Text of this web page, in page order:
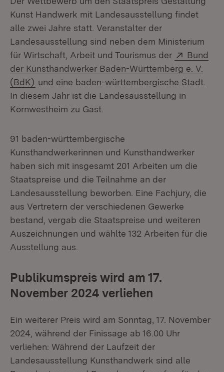
Kunst Handwerk mit Landesausstellung findet
alle zwei Jahre statt. Veranstalter der
Landesausstellung sind neben dem Ministerium
für Wirtschaft, Arbeit und Tourismus der
Extern:
Bund
der Kunsthandwerker Baden-Württemberg e. V.
(BdK) (Öffnet in neuem Fenster)
und eine baden-württembergische Stadt.
In diesem Jahr ist die Landesausstellung in
Kornwestheim zu Gast.
91 baden-württembergische
Kunsthandwerkerinnen und Kunsthandwerker
haben sich mit insgesamt 201 Arbeiten um die
Staatspreise und die Teilnahme an der
Landesausstellung beworben. Eine Fachjury, die
aus Vertretern der verschiedenen Gewerke
bestand, vergab die Staatspreise und weiteren
Auszeichnungen und wählte 132 Arbeiten für die
Ausstellung aus.
Publikumspreis wird am 17.
November 2024 verliehen
Ein weiterer Preis wird am Sonntag, 17. November
2024, während der Finissage ab 16.00 Uhr
verliehen: Während der Laufzeit der
Landesausstellung Kunsthandwerk sind alle